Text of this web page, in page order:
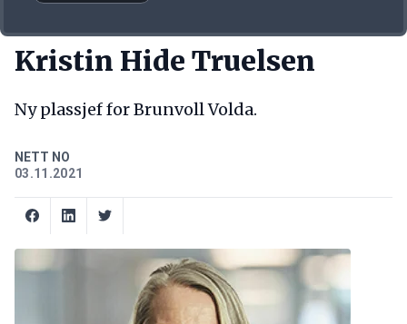
Kristin Hide Truelsen
Ny plassjef for Brunvoll Volda.
NETT NO
03.11.2021